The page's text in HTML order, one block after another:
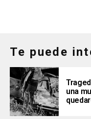
Te puede
una